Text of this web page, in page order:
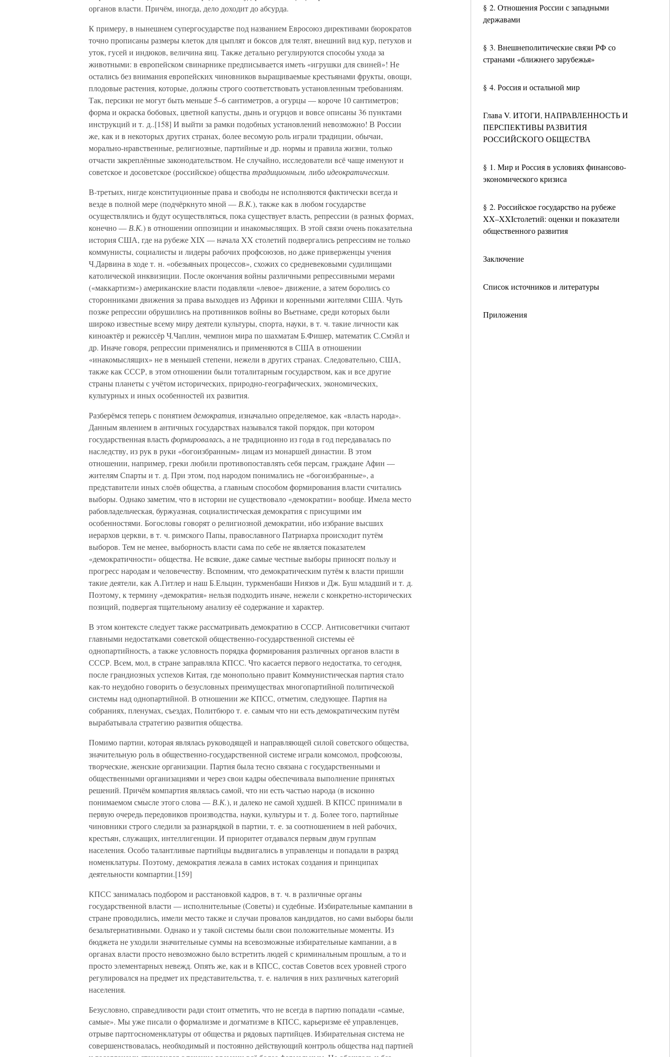
§ 2. Отношения России с западными
державами
§ 3. Внешнеполитические связи РФ со
странами «ближнего зарубежья»
§ 4. Россия и остальной мир
Глава V. ИТОГИ, НАПРАВЛЕННОСТЬ И
ПЕРСПЕКТИВЫ РАЗВИТИЯ
РОССИЙСКОГО ОБЩЕСТВА
§ 1. Мир и Россия в условиях финансово-
экономического кризиса
§ 2. Российское государство на рубеже
XX–XXIстолетий: оценки и показатели
общественного развития
Заключение
Список источников и литературы
Приложения
органов власти. Причём, иногда, дело доходит до абсурда.
К примеру, в нынешнем супергосударстве под названием Евросоюз директивами бюрократов
точно прописаны размеры клеток для цыплят и боксов для телят, внешний вид кур, петухов и
уток, гусей и индюков, величина яиц. Также детально регулируются способы ухода за
животными: в европейском свинарнике предписывается иметь «игрушки для свиней»! Не
остались без внимания европейских чиновников выращиваемые крестьянами фрукты, овощи,
плодовые растения, которые, должны строго соответствовать установленным требованиям.
Так, персики не могут быть меньше 5–6 сантиметров, а огурцы — короче 10 сантиметров;
форма и окраска бобовых, цветной капусты, дынь и огурцов и вовсе описаны 36 пунктами
инструкций и т. д..[158] И выйти за рамки подобных установлений невозможно! В России
же, как и в некоторых других странах, более весомую роль играли традиции, обычаи,
морально-нравственные, религиозные, партийные и др. нормы и правила жизни, только
отчасти закреплённые законодательством. Не случайно, исследователи всё чаще именуют и
советское и досоветское (российское) общества традиционным, либоидеократическим.
В-третьих, нигде конституционные права и свободы не исполняются фактически всегда и
везде в полной мере (подчёркнуто мной — В.К.), также как в любом государстве
осуществлялись и будут осуществляться, пока существует власть, репрессии (в разных формах,
конечно — В.К.) в отношении оппозиции и инакомыслящих. В этой связи очень показательна
история США, где на рубеже XIX — начала XX столетий подвергались репрессиям не только
коммунисты, социалисты и лидеры рабочих профсоюзов, но даже приверженцы учения
Ч.Дарвина в ходе т. н. «обезьяньих процессов», схожих со средневековыми судилищами
католической инквизиции. После окончания войны различными репрессивными мерами
(«маккартизм») американские власти подавляли «левое» движение, а затем боролись со
сторонниками движения за права выходцев из Африки и коренными жителями США. Чуть
позже репрессии обрушились на противников войны во Вьетнаме, среди которых были
широко известные всему миру деятели культуры, спорта, науки, в т. ч. такие личности как
киноактёр и режиссёр Ч.Чаплин, чемпион мира по шахматам Б.Фишер, математик С.Смэйл и
др. Иначе говоря, репрессии применялись и применяются в США в отношении
«инакомыслящих» не в меньшей степени, нежели в других странах. Следовательно, США,
также как СССР, в этом отношении были тоталитарным государством, как и все другие
страны планеты с учётом исторических, природно-географических, экономических,
культурных и иных особенностей их развития.
Разберёмся теперь с понятиемдемократия, изначально определяемое, как «власть народа».
Данным явлением в античных государствах назывался такой порядок, при котором
государственная властьформировалась, а не традиционно из года в год передавалась по
наследству, из рук в руки «богоизбранным» лицам из монаршей династии. В этом
отношении, например, греки любили противопоставлять себя персам, граждане Афин —
жителям Спарты и т. д. При этом, под народом понимались не «богоизбранные», а
представители иных слоёв общества, а главным способом формирования власти считались
выборы. Однако заметим, что в истории не существовало «демократии» вообще. Имела место
рабовладельческая, буржуазная, социалистическая демократия с присущими им
особенностями. Богословы говорят о религиозной демократии, ибо избрание высших
иерархов церкви, в т. ч. римского Папы, православного Патриарха происходит путём
выборов. Тем не менее, выборность власти сама по себе не является показателем
«демократичности» общества. Не всякие, даже самые честные выборы приносят пользу и
прогресс народам и человечеству. Вспомним, что демократическим путём к власти пришли
такие деятели, как А.Гитлер и наш Б.Ельцин, туркменбаши Ниязов и Дж. Буш младший и т. д.
Поэтому, к термину «демократия» нельзя подходить иначе, нежели с конкретно-исторических
позиций, подвергая тщательному анализу её содержание и характер.
В этом контексте следует также рассматривать демократию в СССР. Антисоветчики считают
главными недостатками советской общественно-государственной системы её
однопартийность, а также условность порядка формирования различных органов власти в
СССР. Всем, мол, в стране заправляла КПСС. Что касается первого недостатка, то сегодня,
после грандиозных успехов Китая, где монопольно правит Коммунистическая партия стало
как-то неудобно говорить о безусловных преимуществах многопартийной политической
системы над однопартийной. В отношении же КПСС, отметим, следующее. Партия на
собраниях, пленумах, съездах, Политбюро т. е. самым что ни есть демократическим путём
вырабатывала стратегию развития общества.
Помимо партии, которая являлась руководящей и направляющей силой советского общества,
значительную роль в общественно-государственной системе играли комсомол, профсоюзы,
творческие, женские организации. Партия была тесно связана с государственными и
общественными организациями и через свои кадры обеспечивала выполнение принятых
решений. Причём компартия являлась самой, что ни есть частью народа (в исконно
понимаемом смысле этого слова — В.К.), и далеко не самой худшей. В КПСС принимали в
первую очередь передовиков производства, науки, культуры и т. д. Более того, партийные
чиновники строго следили за разнарядкой в партии, т. е. за соотношением в ней рабочих,
крестьян, служащих, интеллигенции. И приоритет отдавался первым двум группам
населения. Особо талантливые партийцы выдвигались в управленцы и попадали в разряд
номенклатуры. Поэтому, демократия лежала в самих истоках создания и принципах
деятельности компартии.[159]
КПСС занималась подбором и расстановкой кадров, в т. ч. в различные органы
государственной власти — исполнительные (Советы) и судебные. Избирательные кампании в
стране проводились, имели место также и случаи провалов кандидатов, но сами выборы были
безальтернативными. Однако и у такой системы были свои положительные моменты. Из
бюджета не уходили значительные суммы на всевозможные избирательные кампании, а в
органах власти просто невозможно было встретить людей с криминальным прошлым, а то и
просто элементарных невежд. Опять же, как и в КПСС, состав Советов всех уровней строго
регулировался на предмет их представительства, т. е. наличия в них различных категорий
населения.
Безусловно, справедливости ради стоит отметить, что не всегда в партию попадали «самые,
самые». Мы уже писали о формализме и догматизме в КПСС, карьеризме её управленцев,
отрыве партгосноменклатуры от общества и рядовых партийцев. Избирательная система не
совершенствовалась, необходимый и постоянно действующий контроль общества над партией